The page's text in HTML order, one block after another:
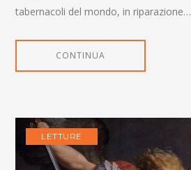
tabernacoli del mondo, in riparazione…
CONTINUA
LETTURE